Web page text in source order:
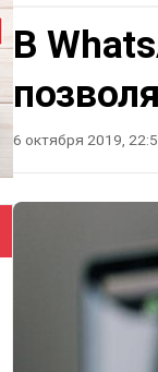
В
6 октября 2019,